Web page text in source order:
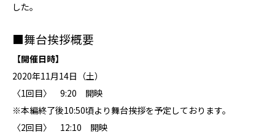
した。
■舞台挨拶概要
【開催日時】
2020年11月14日（土）
〈1回目〉 9:20 開映
※本編終了後10:50頃より舞台挨拶を予定しております。
〈2回目〉 12:10 開映